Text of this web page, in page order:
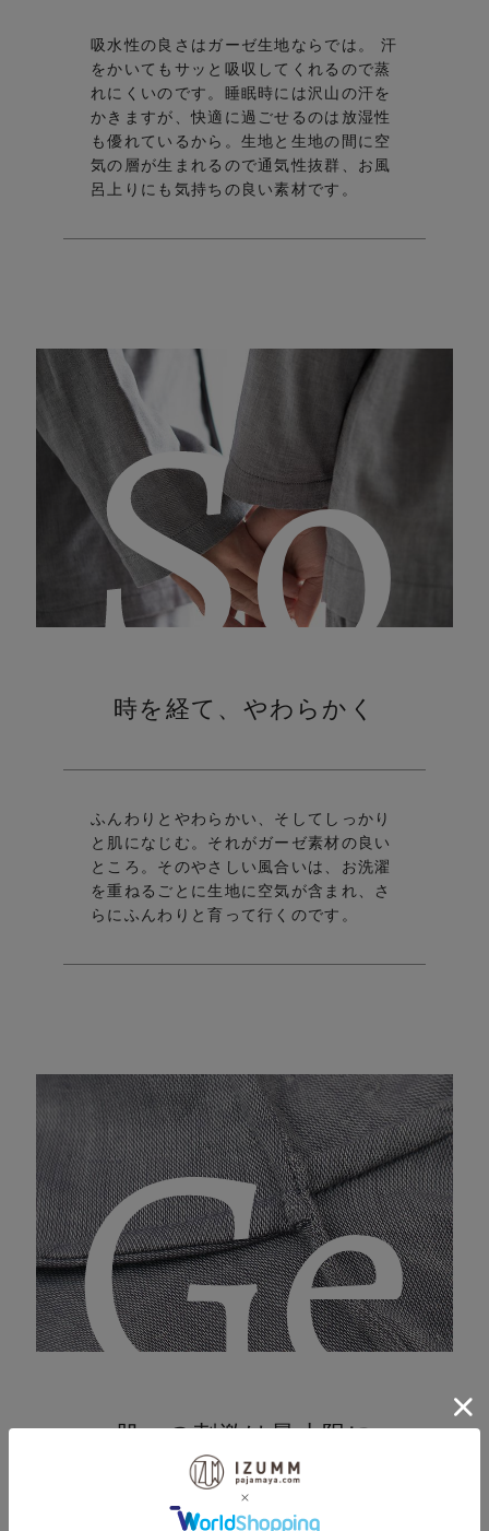
ab
sor
be
吸水性の良さはガーゼ生地ならでは。 汗
をかいてもサッと吸収してくれるので蒸
れにくいのです。 睡眠時には沢山の汗を
かきますが、快適に過ごせるのは放湿性
も優れているから。 生地と生地の間に空
気の層が生まれるので通気性抜群、お風
呂上りにも気持ちの良い素材です。
So
ft
wa
時を経て、やわらかく
ふんわりとやわらかい、そしてしっかり
と肌になじむ。 それがガーゼ素材の良い
ところ。 そのやさしい風合いは、お洗濯
を重ねるごとに生地に空気が含まれ、さ
らにふんわりと育って行くのです。
Ge
肌への刺激は最小限に